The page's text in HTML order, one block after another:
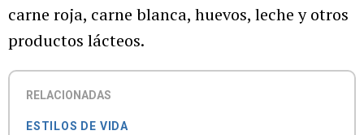
carne roja, carne blanca, huevos, leche y otros
productos lácteos.
RELACIONADAS
ESTILOS DE VIDA